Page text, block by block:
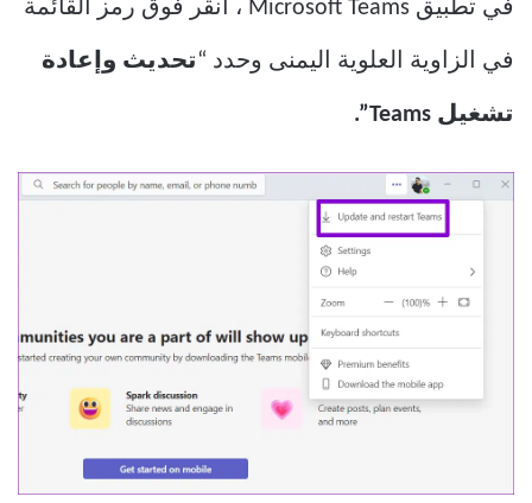
في تطبيق Microsoft Teams ، انقر فوق رمز القائمة
في الزاوية العلوية اليمنى وحدد “ تحديث وإعادة
تشغيل Teams”.